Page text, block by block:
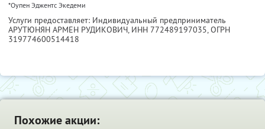
*Оупен Эджентс Экедеми
Услуги предоставляет: Индивидуальный предприниматель
АРУТЮНЯН АРМЕН РУДИКОВИЧ, ИНН 772489197035, ОГРН
319774600514418
Похожие акции: